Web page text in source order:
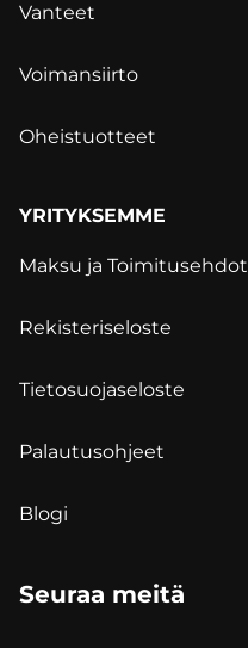
Vanteet
Voimansiirto
Oheistuotteet
YRITYKSEMME
Maksu ja Toimitusehdot
Rekisteriseloste
Tietosuojaseloste
Palautusohjeet
Blogi
Seuraa meitä